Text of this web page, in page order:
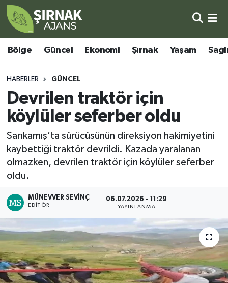
Bölge Güncel Ekonomi Şırnak Yaşam
HABERLER GÜNCEL
Devrilen traktör için
köylüler seferber oldu
Sarıkamış’ta sürücüsünün direksiyon hakimiyetini
kaybettiği traktör devrildi. Kazada yaralanan
olmazken, devrilen traktör için köylüler seferber
oldu.
MÜNEVVER SEVINÇ
EDITÖR
06.07.2026 - 11:29
YAYINLANMA
Bölge
Güncel
Ekonomi
Şırnak
Yaşam
Sağlık
Eğitim
Kültür - Sanat
Siyaset
Spor
Şırnak Nöbetçi Eczaneler
Şırnak Hava Durumu
Şirnak Namaz Vakitleri
Şırnak Trafik Yoğunluk Haritası
Süper Lig Puan Durumu ve Fikstür
Tüm Manşetler
Son Dakika Haberleri
Haber Arşivi